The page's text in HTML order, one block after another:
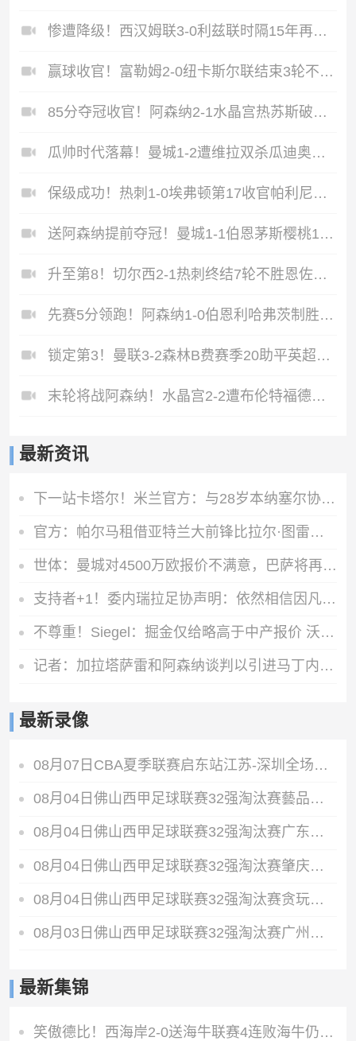
惨遭降级！西汉姆联3-0利兹联时隔15年再度降级至英冠
赢球收官！富勒姆2-0纽卡斯尔联结束3轮不胜迪奥普、凯尔尼破门
85分夺冠收官！阿森纳2-1水晶宫热苏斯破门+失良机马杜埃凯建功
瓜帅时代落幕！曼城1-2遭维拉双杀瓜迪奥拉、B席、斯通斯告别战
保级成功！热刺1-0埃弗顿第17收官帕利尼亚制胜热刺近6轮仅1负
送阿森纳提前夺冠！曼城1-1伯恩茅斯樱桃17轮不败哈兰德扳平
升至第8！切尔西2-1热刺终结7轮不胜恩佐传射热刺领先降级区2分
先赛5分领跑！阿森纳1-0伯恩利哈弗茨制胜+蹬踏染黄萨卡献助攻
锁定第3！曼联3-2森林B费赛季20助平英超纪录卡塞米罗主场告别
末轮将战阿森纳！水晶宫2-2遭布伦特福德绝平水晶宫6轮不胜
最新资讯
下一站卡塔尔！米兰官方：与28岁本纳塞尔协商一致解约
官方：帕尔马租借亚特兰大前锋比拉尔·图雷，租期至2027年6月
世体：曼城对4500万欧报价不满意，巴萨将再次报价罗德里
支持者+1！委内瑞拉足协声明：依然相信因凡蒂诺有能力领导FIFA
不尊重！Siegel：掘金仅给略高于中产报价 沃特森已一脚迈出大门
记者：加拉塔萨雷和阿森纳谈判以引进马丁内利，球员合同明夏到期
最新录像
08月07日CBA夏季联赛启东站江苏-深圳全场录像
08月04日佛山西甲足球联赛32强淘汰赛藝品高國際VS湛江狂狼·粵辉能源全场录像
08月04日佛山西甲足球联赛32强淘汰赛广东西南建设VS香港圣徒全场录像
08月04日佛山西甲足球联赛32强淘汰赛肇庆恒骏成VS三七互娱全场录像
08月04日佛山西甲足球联赛32强淘汰赛贪玩游戏VS美的薪火全场录像
08月03日佛山西甲足球联赛32强淘汰赛广州求信VS顺德新青年全场录像
最新集锦
笑傲德比！西海岸2-0送海牛联赛4连败海牛仍垫底西海岸升至第二